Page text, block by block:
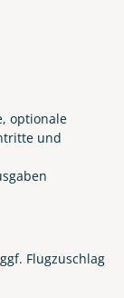
optionale
und
Flugzuschlag